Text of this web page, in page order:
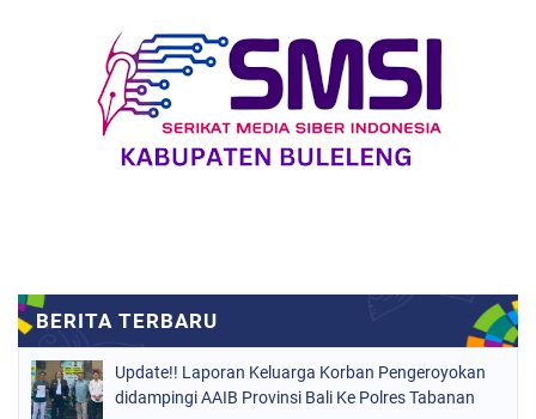
Update!! Laporan Keluarga Korban Pengeroyokan
didampingi AAIB Provinsi Bali Ke Polres Tabanan